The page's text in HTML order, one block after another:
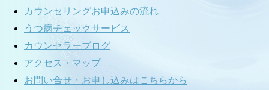
カウンセリングお申込みの流れ
うつ病チェックサービス
カウンセラーブログ
アクセス・マップ
お問い合せ・お申し込みはこちらから